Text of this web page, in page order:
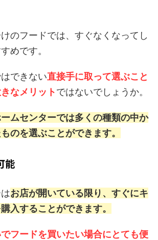
のフードでは、すぐなくなってし
めです。
できない直接手に取って選ぶこと
なメリットではないでしょうか。
ムセンターでは多くの種類の中か
のを選ぶことができます。
能
お店が開いている限り、すぐにキ
入することができます。
フードを買いたい場合にとても便